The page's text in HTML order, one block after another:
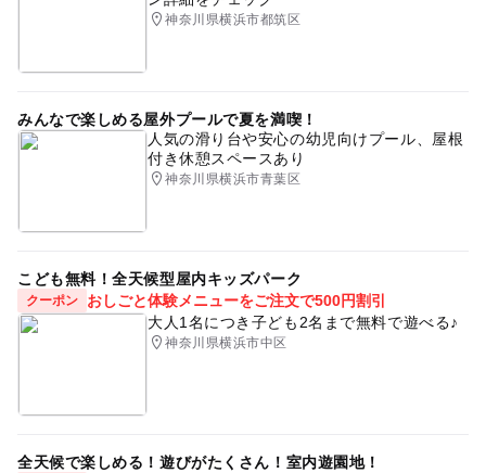
神奈川県横浜市都筑区
みんなで楽しめる屋外プールで夏を満喫！
人気の滑り台や安心の幼児向けプール、屋根
付き休憩スペースあり
神奈川県横浜市青葉区
こども無料！全天候型屋内キッズパーク
クーポン
おしごと体験メニューをご注文で500円割引
大人1名につき子ども2名まで無料で遊べる♪
神奈川県横浜市中区
全天候で楽しめる！遊びがたくさん！室内遊園地！